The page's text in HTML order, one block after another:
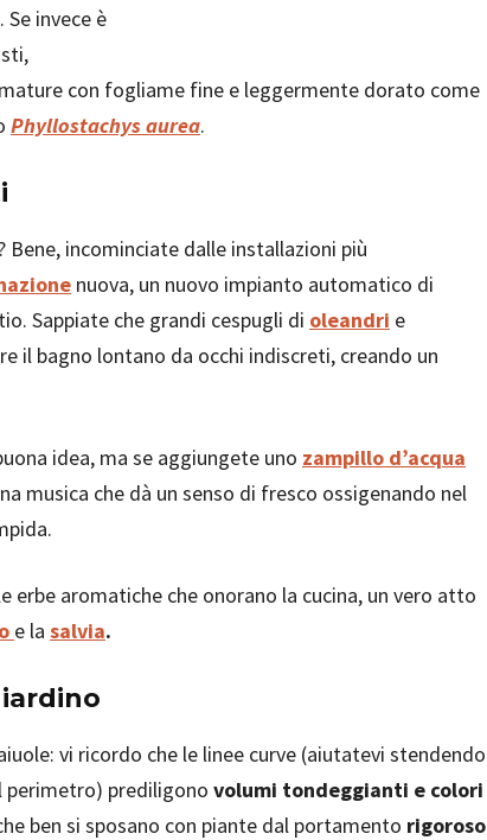
invece è
con fogliame fine e leggermente dorato come
Phyllostachys aurea.
incominciate dalle installazioni più
nuova, un nuovo impianto automatico di
Sappiate che grandi cespugli di oleandri e
il bagno lontano da occhi indiscreti, creando un
idea, ma se aggiungete uno zampillo d’acqua
musica che dà un senso di fresco ossigenando nel
aromatiche che onorano la cucina, un vero atto
e la salvia.
vi ricordo che le linee curve (aiutatevi stendendo
perimetro) prediligono volumi tondeggianti e colori
ben si sposano con piante dal portamento rigoroso